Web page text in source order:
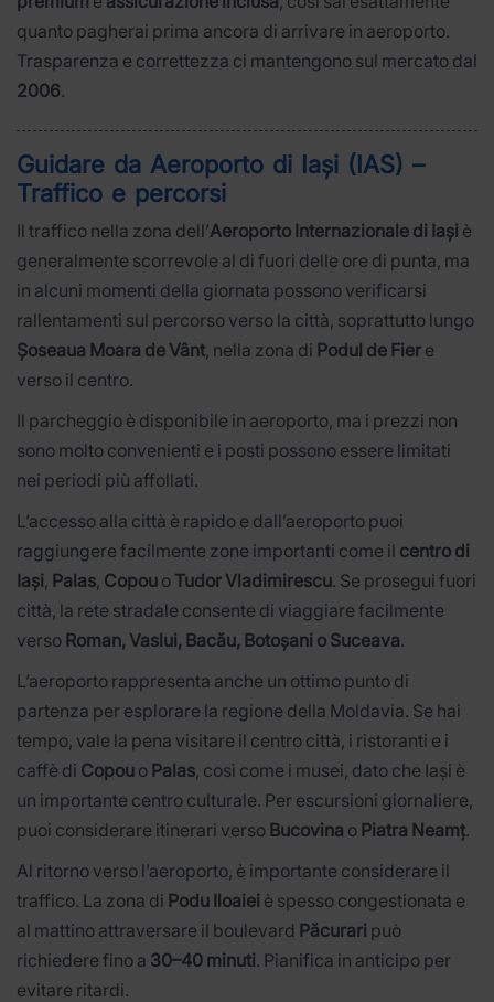
quanto pagherai prima ancora di arrivare in aeroporto.
Trasparenza e correttezza ci mantengono sul mercato dal
2006.
Guidare da Aeroporto di Iași (IAS) –
Traffico e percorsi
Il traffico nella zona dell’Aeroporto Internazionale di Iași è
generalmente scorrevole al di fuori delle ore di punta, ma
in alcuni momenti della giornata possono verificarsi
rallentamenti sul percorso verso la città, soprattutto lungo
Șoseaua Moara de Vânt, nella zona di Podul de Fier e
verso il centro.
Il parcheggio è disponibile in aeroporto, ma i prezzi non
sono molto convenienti e i posti possono essere limitati
nei periodi più affollati.
L’accesso alla città è rapido e dall’aeroporto puoi
raggiungere facilmente zone importanti come il centro di
Iași, Palas, Copou o Tudor Vladimirescu. Se prosegui fuori
città, la rete stradale consente di viaggiare facilmente
verso Roman, Vaslui, Bacău, Botoșani o Suceava.
L’aeroporto rappresenta anche un ottimo punto di
partenza per esplorare la regione della Moldavia. Se hai
tempo, vale la pena visitare il centro città, i ristoranti e i
caffè di Copou o Palas, così come i musei, dato che Iași è
un importante centro culturale. Per escursioni giornaliere,
puoi considerare itinerari verso Bucovina o Piatra Neamț.
Al ritorno verso l’aeroporto, è importante considerare il
traffico. La zona di Podu Iloaiei è spesso congestionata e
al mattino attraversare il boulevard Păcurari può
richiedere fino a 30–40 minuti. Pianifica in anticipo per
evitare ritardi.